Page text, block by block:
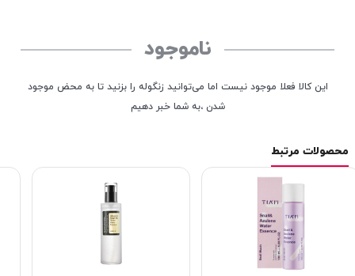
ناموجود
این کالا فعلا موجود نیست اما می‌توانید زنگوله را بزنید تا به محض موجود
شدن ،به شما خبر دهیم
محصولات مرتبط